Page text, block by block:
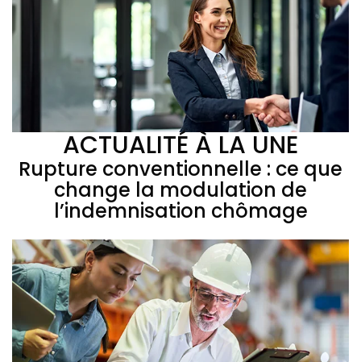
ACTUALITÉ À LA UNE
Rupture conventionnelle : ce que
change la modulation de
l’indemnisation chômage